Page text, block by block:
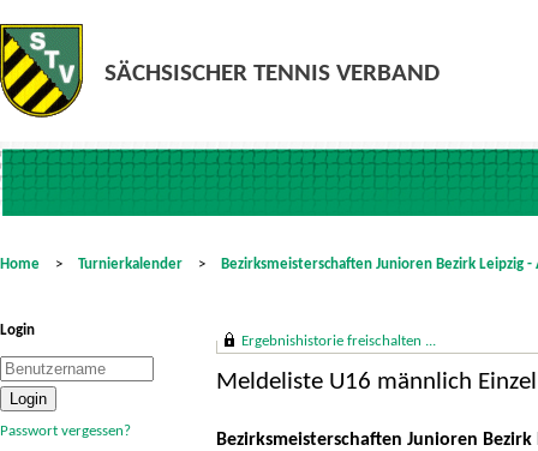
Home > Turnierkalender > Bezirksmeisterschaften Junioren Bezirk Leipzig -
Login
Passwort vergessen?
Ergebnishistorie freischalten ...
Meldeliste U16 männlich Einzel
Bezirksmeisterschaften Junioren Bezirk